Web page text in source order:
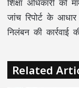
जांच रिपोर्ट के
निलंबन की कार्रवाई
Related